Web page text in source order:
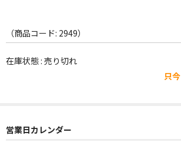
WORLD
その他
（商品コード: 2949）
在庫状態 : 売り切れ
只
営業日カレンダー